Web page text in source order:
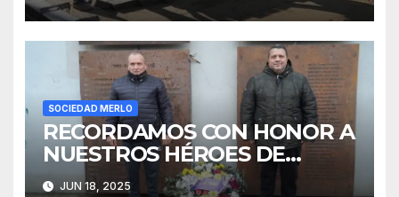
SOCIEDAD MERLO
RECORDAMOS CON HONOR A
NUESTROS HÉROES DE
MALVINAS
JUN 18, 2025